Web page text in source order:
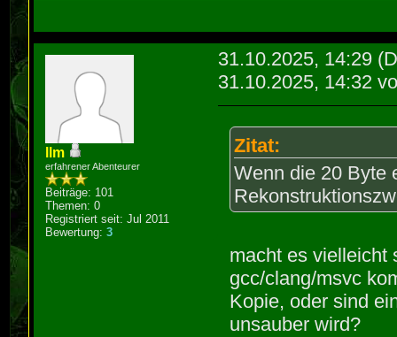
llm
erfahrener Abenteurer
Beiträge: 101
Themen: 0
Registriert seit: Jul 2011
Bewertung:3
31.10.2025, 14:29
31.10.2025, 14:32
Zitat:
Wenn die 20 Byte
macht es vielleicht
gcc/clang/msvc
Kopie, oder sind
unsauber wird?